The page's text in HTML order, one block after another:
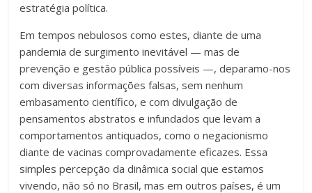
para
as
perspectivas
acompanhar
as
realizações
dos
alunos.
Esse
estratégia política.
Em tempos nebulosos como estes, diante de uma
pandemia de surgimento inevitável — mas de
prevenção e gestão pública possíveis —, deparamo-nos
com diversas informações falsas, sem nenhum
embasamento científico, e com divulgação de
pensamentos abstratos e infundados que levam a
comportamentos antiquados, como o negacionismo
diante de vacinas comprovadamente eficazes. Essa
simples percepção da dinâmica social que estamos
vivendo, não só no Brasil, mas em outros países, é um